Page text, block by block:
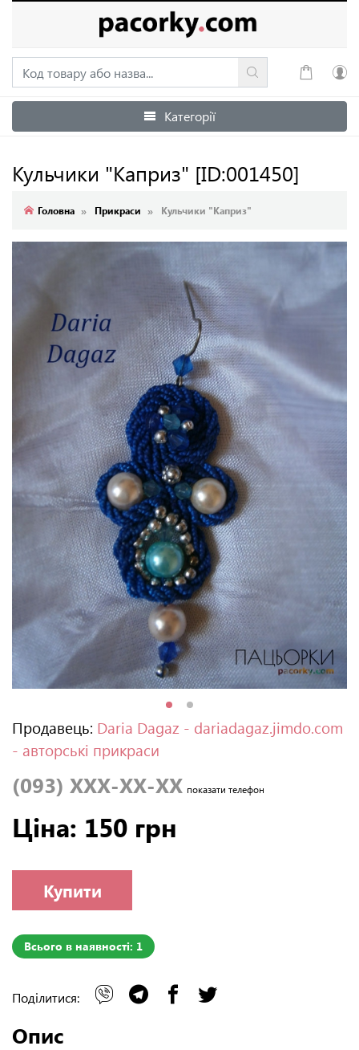
Увійти
Категорії
Кульчики "Каприз" [ID:001450]
Головна Прикраси Кульчики "Каприз"
Продавець: Daria Dagaz - dariadagaz.jimdo.com
- авторські прикраси
(093) XXX-XX-XX показати телефон
Ціна: 150 грн
Купити
Всього в наявності: 1
Поділитися:
Опис